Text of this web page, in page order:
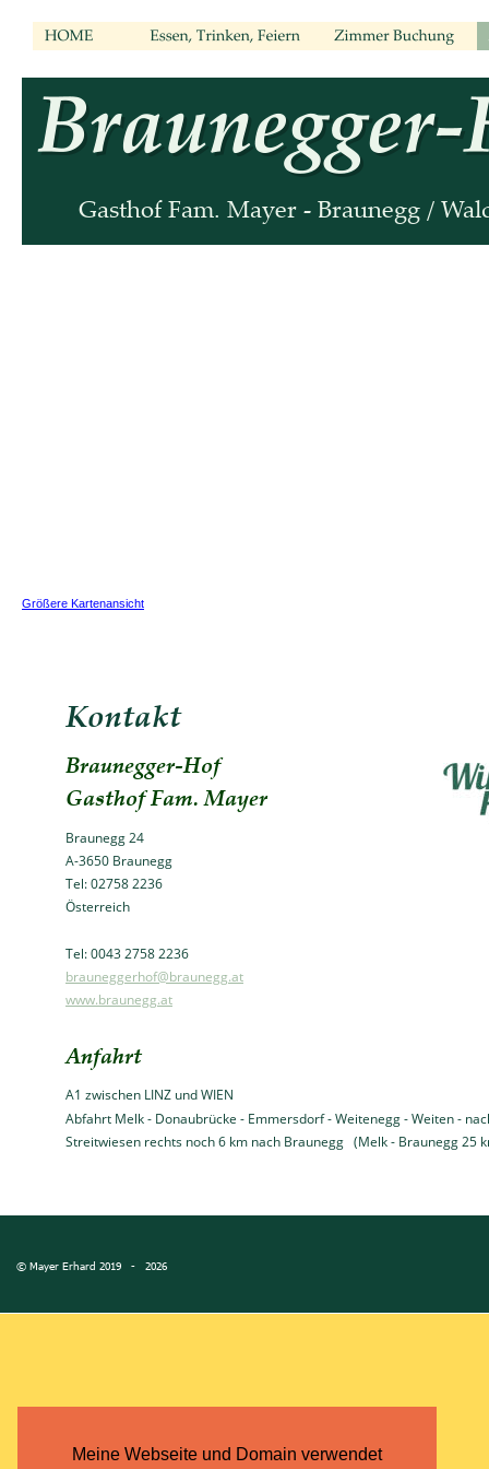
Meine Webseite und Domain verwendet
Kontakt
Braunegger-Hof
Gasthof Fam. Mayer
Braunegg 24
A-3650 Braunegg
Tel: 02758 2236
Österreich
Tel: 0043 2758 2236
brauneggerhof@braunegg.at
www.braunegg.at
Anfahrt
A1 zwischen LINZ und WIEN
Abfahrt Melk - Donaubrücke - Emmersdorf - Weitenegg - Weiten -
Streitwiesen rechts noch 6 km nach Braunegg   (Melk - Braunegg 25
© Mayer Erhard 2019   -   2026
Größere Kartenansicht
Gasthof Fam. Mayer - Braunegg /